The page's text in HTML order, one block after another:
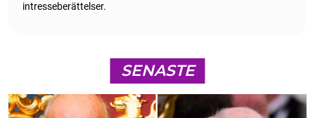
intresseberättelser.
SENASTE